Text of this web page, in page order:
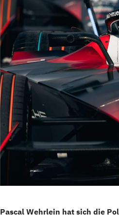
Pascal Wehrlein hat sich die